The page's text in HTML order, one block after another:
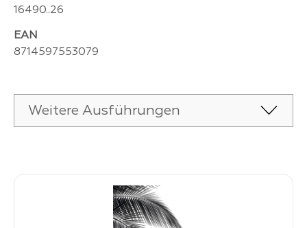
16490..26
EAN
8714597553079
Weitere Ausführungen